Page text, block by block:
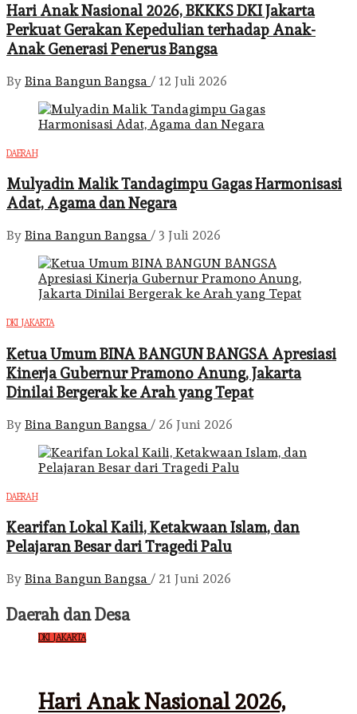
Hari Anak Nasional 2026, BKKKS DKI Jakarta
Perkuat Gerakan Kepedulian terhadap Anak-
Anak Generasi Penerus Bangsa
By Bina Bangun Bangsa / 12 Juli 2026
DAERAH
Mulyadin Malik Tandagimpu Gagas Harmonisasi
Adat, Agama dan Negara
By Bina Bangun Bangsa / 3 Juli 2026
DKI JAKARTA
Ketua Umum BINA BANGUN BANGSA Apresiasi
Kinerja Gubernur Pramono Anung, Jakarta
Dinilai Bergerak ke Arah yang Tepat
By Bina Bangun Bangsa / 26 Juni 2026
DAERAH
Kearifan Lokal Kaili, Ketakwaan Islam, dan
Pelajaran Besar dari Tragedi Palu
By Bina Bangun Bangsa / 21 Juni 2026
Daerah dan Desa
DKI JAKARTA
Hari Anak Nasional 2026,